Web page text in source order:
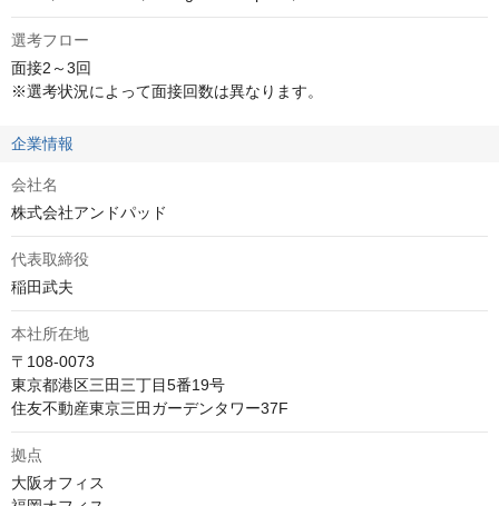
選考フロー
面接2～3回
※選考状況によって面接回数は異なります。
企業情報
会社名
株式会社アンドパッド
代表取締役
稲田武夫
本社所在地
〒108-0073
東京都港区三田三丁目5番19号
住友不動産東京三田ガーデンタワー37F
拠点
大阪オフィス